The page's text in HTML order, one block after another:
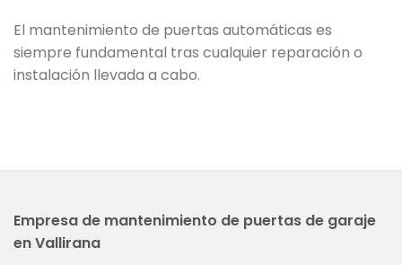
El mantenimiento de puertas automáticas es
siempre fundamental tras cualquier reparación o
instalación llevada a cabo.
Empresa de mantenimiento de puertas de garaje
en Vallirana